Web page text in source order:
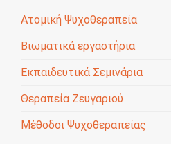
Ατομική Ψυχοθεραπεία
Βιωματικά εργαστήρια
Εκπαιδευτικά Σεμινάρια
Θεραπεία Ζευγαριού
Μέθοδοι Ψυχοθεραπείας